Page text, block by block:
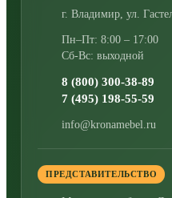
г. Владимир ул.
Пн–Пт: 8:00 – 17:00
Сб-Вс: выходной
8 (800) 300-38-89
7 (495) 198-55-59
info@kronamebel.ru
ПРЕДСТАВИТЕЛЬСТВО